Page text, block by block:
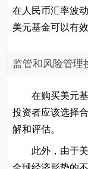
在人民币汇率波
美元基金可以有
监管和风险管理
在购买美元
投资者应该选择
解和评估。
此外，由于